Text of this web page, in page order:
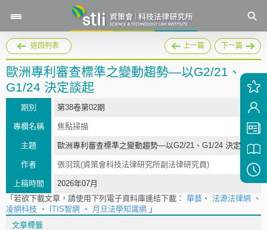
返回列表 上一篇 下一篇
歐洲專利審查標準之變動趨勢—以G2/21、
G1/24 決定談起
期別 第38卷第02期
專欄名稱 焦點掃描
主題 歐洲專利審查標準之變動趨勢—以G2/21、G1/24 決定談起
作者 張羽筑(資策會科技法律研究所副法律研究員)
上稿時間
2026年07月
「若欲下載文章，請使用下列電子資料庫連結下載： 華藝 、 法源法律網 、
凌網科技 、 ITIS智網 、 月旦法學知識網 」
文章標籤